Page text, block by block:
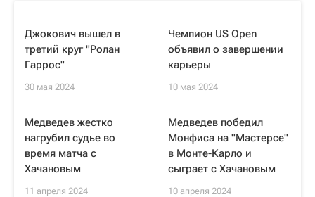
Джокович вышел в
третий круг "Ролан
Гаррос"
30 мая 2024
Чемпион US Open
объявил о завершении
карьеры
10 мая 2024
Медведев жестко
нагрубил судье во
время матча с
Хачановым
11 апреля 2024
Медведев победил
Монфиса на "Мастерсе"
в Монте-Карло и
сыграет с Хачановым
10 апреля 2024